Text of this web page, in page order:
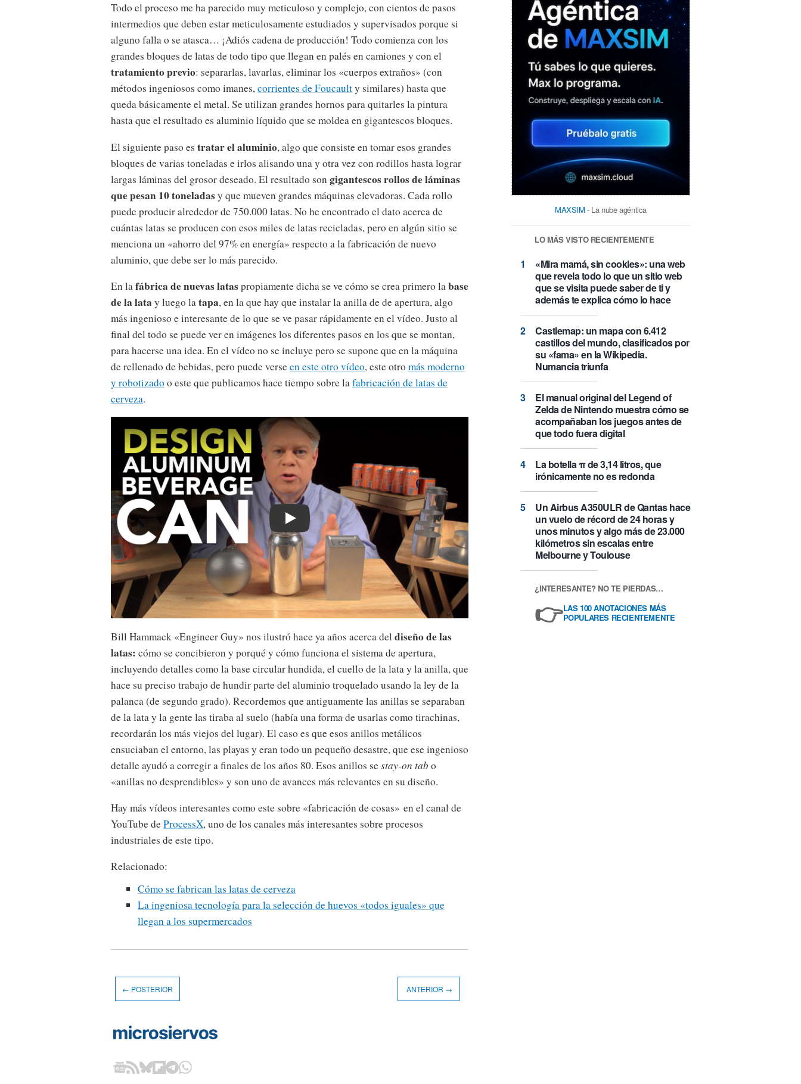
Todo el proceso me ha parecido muy meticuloso y complejo, con cientos de pasos
intermedios que deben estar meticulosamente estudiados y supervisados porque si
alguno falla o se atasca… ¡Adiós cadena de producción! Todo comienza con los
grandes bloques de latas de todo tipo que llegan en palés en camiones y con el
tratamiento previo: separarlas, lavarlas, eliminar los «cuerpos extraños» (con
métodos ingeniosos como imanes,corrientes de Foucaulty similares) hasta que
queda básicamente el metal. Se utilizan grandes hornos para quitarles la pintura
hasta que el resultado es aluminio líquido que se moldea en gigantescos bloques.
El siguiente paso es tratar el aluminio, algo que consiste en tomar esos grandes
bloques de varias toneladas e irlos alisando una y otra vez con rodillos hasta lograr
largas láminas del grosor deseado. El resultado son gigantescos rollos de láminas
que pesan 10 toneladasy que mueven grandes máquinas elevadoras. Cada rollo
puede producir alrededor de 750.000 latas. No he encontrado el dato acerca de
cuántas latas se producen con esos miles de latas recicladas, pero en algún sitio se
menciona un «ahorro del 97% en energía» respecto a la fabricación de nuevo
aluminio, que debe ser lo más parecido.
En lafábrica de nuevas lataspropiamente dicha se ve cómo se crea primero labase
de la lata y luego latapa, en la que hay que instalar la anilla de de apertura, algo
más ingenioso e interesante de lo que se ve pasar rápidamente en el vídeo. Justo al
final del todo se puede ver en imágenes los diferentes pasos en los que se montan,
para hacerse una idea. En el vídeo no se incluye pero se supone que en la máquina
de rellenado de bebidas, pero puede verseen este otro vídeo, este otro más moderno
y robotizado o este que publicamos hace tiempo sobre lafabricación de latas de
cerveza.
Play
Bill Hammack «Engineer Guy» nos ilustró hace ya años acerca deldiseño de las
latas: cómo se concibieron y porqué y cómo funciona el sistema de apertura,
incluyendo detalles como la base circular hundida, el cuello de la lata y la anilla, que
hace su preciso trabajo de hundir parte del aluminio troquelado usando la ley de la
palanca (de segundo grado). Recordemos que antiguamente las anillas se separaban
de la lata y la gente las tiraba al suelo (había una forma de usarlas como tirachinas,
recordarán los más viejos del lugar). El caso es que esos anillos metálicos
ensuciaban el entorno, las playas y eran todo un pequeño desastre, que ese ingenioso
detalle ayudó a corregir a finales de los años 80. Esos anillos sestay-on tab o
«anillas no desprendibles» y son uno de avances más relevantes en su diseño.
Hay más vídeos interesantes como este sobre «fabricación de cosas» en el canal de
YouTube deProcessX, uno de los canales más interesantes sobre procesos
industriales de este tipo.
Relacionado:
Cómo se fabrican las latas de cerveza
La ingeniosa tecnología para la selección de huevos «todos iguales» que
llegan a los supermercados
MAXSIM - La nube agéntica
LO MÁS VISTO RECIENTEMENTE
«Mira mamá, sin cookies»: una web
que revela todo lo que un sitio web
que se visita puede saber de ti y
además te explica cómo lo hace
Castlemap: un mapa con 6.412
castillos del mundo, clasificados por
su «fama» en la Wikipedia.
Numancia triunfa
El manual original del Legend of
Zelda de Nintendo muestra cómo se
acompañaban los juegos antes de
que todo fuera digital
La botella π de 3,14 litros, que
irónicamente no es redonda
Un Airbus A350ULR de Qantas hace
un vuelo de récord de 24 horas y
unos minutos y algo más de 23.000
kilómetros sin escalas entre
Melbourne y Toulouse
¿INTERESANTE? NO TE PIERDAS…
👉LAS 100 ANOTACIONES MÁS
POPULARES RECIENTEMENTE
← POSTERIOR ANTERIOR →